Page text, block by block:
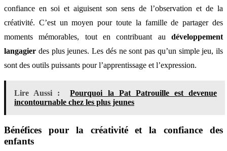
confiance en soi et aiguisent son sens de l’observation et de la
créativité. C’est un moyen pour toute la famille de partager des
moments mémorables, tout en contribuant au développement
langagier des plus jeunes. Les dés ne sont pas qu’un simple jeu, ils
sont des outils puissants pour l’apprentissage et l’expression.
Lire Aussi :
Pourquoi la Pat Patrouille est devenue
incontournable chez les plus jeunes
Bénéfices pour la créativité et la confiance des
enfants